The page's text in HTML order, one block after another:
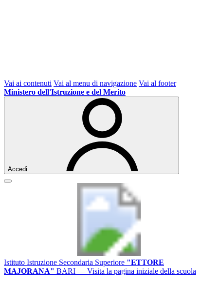
Vai ai contenuti Vai al menu di navigazione Vai al footer
Ministero dell'Istruzione e del Merito
Accedi
Istituto Istruzione Secondaria Superiore "ETTORE
MAJORANA" BARI — Visita la pagina iniziale della scuola